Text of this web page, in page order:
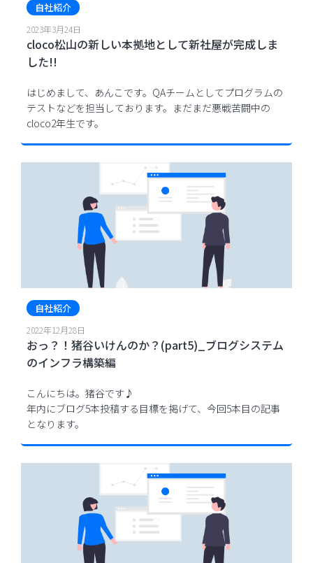
自社紹介
2023年3月24日
cloco松山の新しい本拠地として新社屋が完成しま
した!!
はじめまして、あんこです。QAチームとしてプログラムの
テストなどを担当しております。まだまだ悪戦苦闘中の
cloco2年生です。
自社紹介
2022年12月28日
おっ？！猪谷いけんのか？(part5)_ブログシステム
のインフラ構築編
こんにちは。猪谷です♪
年内にブログ5本投稿する目標を掲げて、今回5本目の記事
となります。